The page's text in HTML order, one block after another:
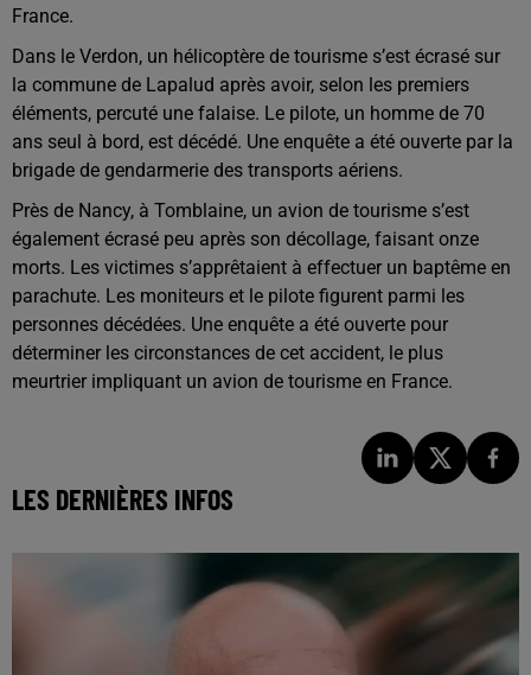
France.
Dans le Verdon, un hélicoptère de tourisme s’est écrasé sur
la commune de Lapalud après avoir, selon les premiers
éléments, percuté une falaise. Le pilote, un homme de 70
ans seul à bord, est décédé. Une enquête a été ouverte par la
brigade de gendarmerie des transports aériens.
Près de Nancy, à Tomblaine, un avion de tourisme s’est
également écrasé peu après son décollage, faisant onze
morts. Les victimes s’apprêtaient à effectuer un baptême en
parachute. Les moniteurs et le pilote figurent parmi les
personnes décédées. Une enquête a été ouverte pour
déterminer les circonstances de cet accident, le plus
meurtrier impliquant un avion de tourisme en France.
LES DERNIÈRES INFOS